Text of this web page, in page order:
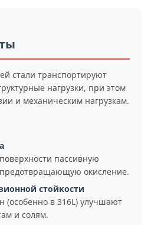
стали транспортируют
нагрузки, при этом
и механическим нагрузкам.
пассивную
окисление.
стойкости
(особенно в 316L) улучшают
и солям.